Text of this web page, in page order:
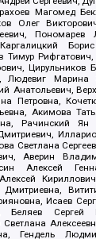
Магомед
Олег
Пономарев
Тимур
Цирульников
Людевиг Марина
Анатольевич,
Петровна,
Акимова
Рачинский
Светлана
Аверин
Алексей
Исаев
Беляев Сергей
Гендель